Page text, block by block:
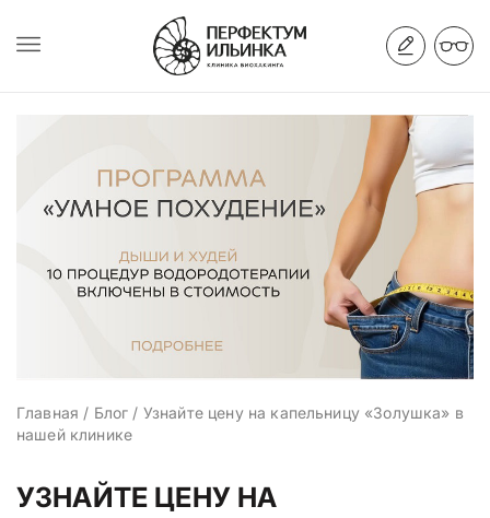
Главная / Блог / Узнайте цену на капельницу «Золушка» в
нашей клинике
УЗНАЙТЕ ЦЕНУ НА